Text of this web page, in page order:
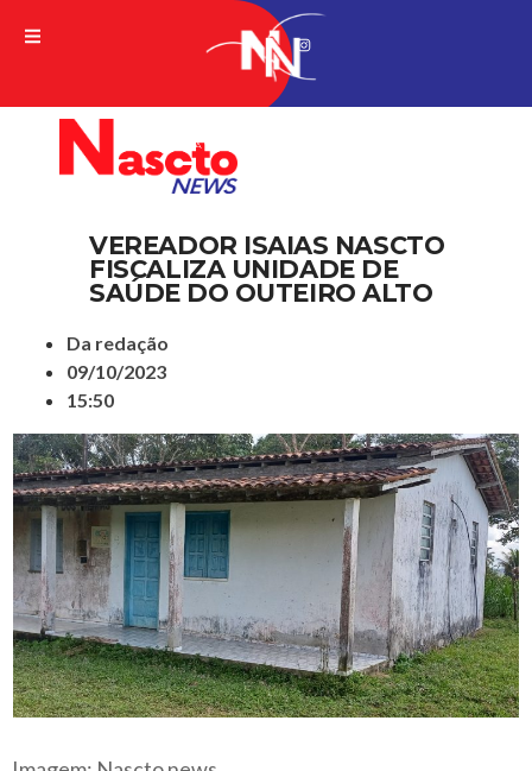
A VERDADE DA NOTICIA
VEREADOR ISAIAS NASCTO
FISCALIZA UNIDADE DE
SAÚDE DO OUTEIRO ALTO
Da redação
09/10/2023
15:50